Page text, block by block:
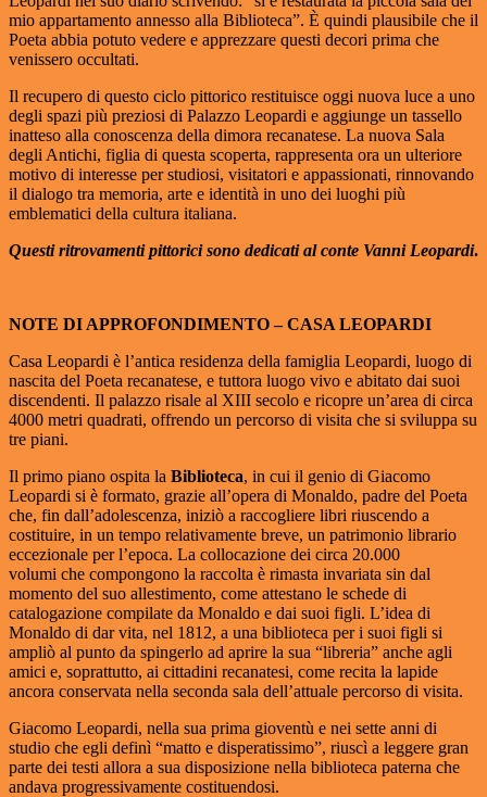
mio appartamento annesso alla Biblioteca”. È quindi plausibile che il
Poeta abbia potuto vedere e apprezzare questi decori prima che
venissero occultati.
Il recupero di questo ciclo pittorico restituisce oggi nuova luce a uno
degli spazi più preziosi di Palazzo Leopardi e aggiunge un tassello
inatteso alla conoscenza della dimora recanatese. La nuova Sala
degli Antichi, figlia di questa scoperta, rappresenta ora un ulteriore
motivo di interesse per studiosi, visitatori e appassionati, rinnovando
il dialogo tra memoria, arte e identità in uno dei luoghi più
emblematici della cultura italiana.
Questi ritrovamenti pittorici sono dedicati al conte Vanni Leopardi.
NOTE DI APPROFONDIMENTO –CASA LEOPARDI
Casa Leopardi è l’antica residenza della famiglia Leopardi, luogo di
nascita del Poeta recanatese, e tuttora luogo vivo e abitato dai suoi
discendenti. Il palazzo risale al XIII secolo e ricopre un’area di circa
4000 metri quadrati, offrendo un percorso di visita che si sviluppa su
tre piani.
Il primo piano ospita la Biblioteca, in cui il genio di Giacomo
Leopardi si è formato, grazie all’opera di Monaldo, padre del Poeta
che, fin dall’adolescenza, iniziò a raccogliere libri riuscendo a
costituire, in un tempo relativamente breve, un patrimonio librario
eccezionale per l’epoca. La collocazione dei circa 20.000
volumi che compongono la raccolta è rimasta invariata sin dal
momento del suo allestimento, come attestano le schede di
catalogazione compilate da Monaldo e dai suoi figli. L’idea di
Monaldo di dar vita, nel 1812, a una biblioteca per i suoi figli si
ampliò al punto da spingerlo ad aprire la sua “libreria” anche agli
amici e, soprattutto, ai cittadini recanatesi, come recita la lapide
ancora conservata nella seconda sala dell’attuale percorso di visita.
Giacomo Leopardi, nella sua prima gioventù e nei sette anni di
studio che egli definì “matto e disperatissimo”, riuscì a leggere gran
parte dei testi allora a sua disposizione nella biblioteca paterna che
andava progressivamente costituendosi.